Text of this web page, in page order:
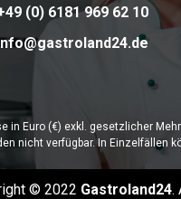
(0) 6181 969 62 10
in Euro (€) exkl. gesetzlicher
nicht verfügbar. In Einzelfällen
© 2022 Gastroland24.